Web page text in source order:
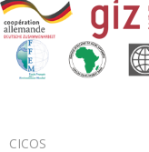
CICOS